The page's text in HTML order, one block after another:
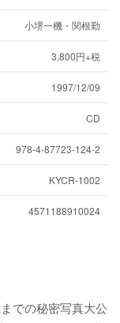
小堺一機・関根勤
3,800円+税
1997/12/09
CD
978-4-87723-124-2
KYCR-1002
4571188910024
での秘密写真大公